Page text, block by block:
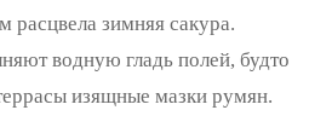
расцвела зимняя сакура.
водную гладь полей, будто
изящные мазки румян.